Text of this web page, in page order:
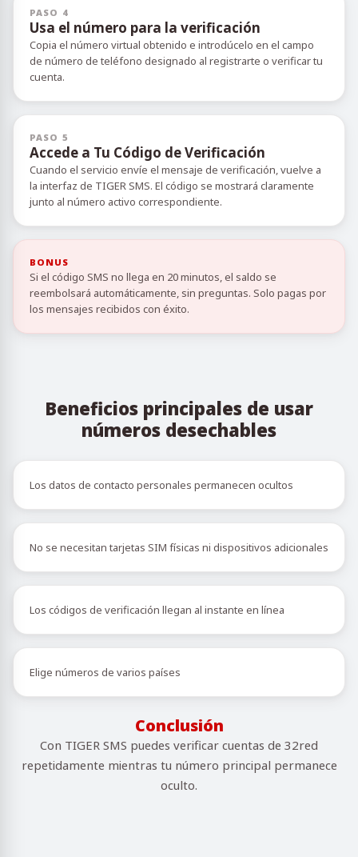
PASO 4
Usa el número para la verificación
Copia el número virtual obtenido e introdúcelo en el campo
de número de teléfono designado al registrarte o verificar tu
cuenta.
PASO 5
Accede a Tu Código de Verificación
Cuando el servicio envíe el mensaje de verificación, vuelve a
la interfaz de TIGER SMS. El código se mostrará claramente
junto al número activo correspondiente.
BONUS
Si el código SMS no llega en 20 minutos, el saldo se
reembolsará automáticamente, sin preguntas. Solo pagas por
los mensajes recibidos con éxito.
Beneficios principales de usar
números desechables
Los datos de contacto personales permanecen ocultos
No se necesitan tarjetas SIM físicas ni dispositivos adicionales
Los códigos de verificación llegan al instante en línea
Elige números de varios países
Conclusión
Con TIGER SMS puedes verificar cuentas de 32red
repetidamente mientras tu número principal permanece
oculto.